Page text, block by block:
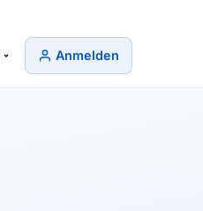
Anmelden